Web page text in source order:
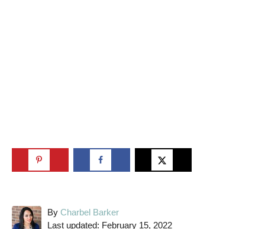
By A
u
Charbel Barker
PLast updated: February 15, 2022